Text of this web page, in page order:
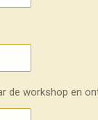
de workshop en